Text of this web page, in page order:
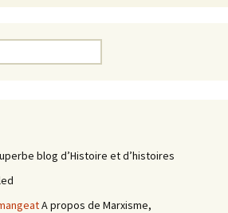
blog d’Histoire et d’histoires
A propos de Marxisme,